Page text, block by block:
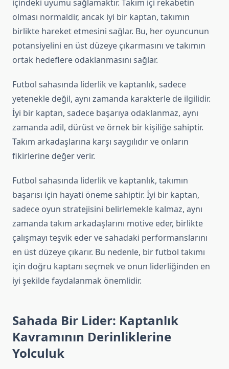
içindeki uyumu sağlamaktır. Takım içi rekabetin
olması normaldir, ancak iyi bir kaptan, takımın
birlikte hareket etmesini sağlar. Bu, her oyuncunun
potansiyelini en üst düzeye çıkarmasını ve takımın
ortak hedeflere odaklanmasını sağlar.
Futbol sahasında liderlik ve kaptanlık, sadece
yetenekle değil, aynı zamanda karakterle de ilgilidir.
İyi bir kaptan, sadece başarıya odaklanmaz, aynı
zamanda adil, dürüst ve örnek bir kişiliğe sahiptir.
Takım arkadaşlarına karşı saygılıdır ve onların
fikirlerine değer verir.
Futbol sahasında liderlik ve kaptanlık, takımın
başarısı için hayati öneme sahiptir. İyi bir kaptan,
sadece oyun stratejisini belirlemekle kalmaz, aynı
zamanda takım arkadaşlarını motive eder, birlikte
çalışmayı teşvik eder ve sahadaki performanslarını
en üst düzeye çıkarır. Bu nedenle, bir futbol takımı
için doğru kaptanı seçmek ve onun liderliğinden en
iyi şekilde faydalanmak önemlidir.
Sahada Bir Lider: Kaptanlık
Kavramının Derinliklerine
Yolculuk